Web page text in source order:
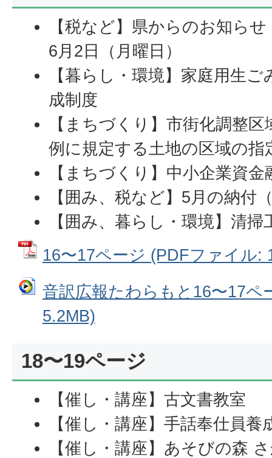
【税など】県からのお知ら
6月2日（月曜日）
【暮らし・環境】家庭用生
成制度
【まちづくり】市街化調整
例に規定する土地の区域の指
【まちづくり】中小企業資金
【囲み、税など】5月の納付
【囲み、暮らし・環境】清
16〜17ページ (PDFファイル:
音訳広報たわらもと16〜17ペ
5.2MB)
18〜19ページ
【催し・講座】古文書教室
【催し・講座】手話奉仕員養
【催し・講座】あそびの森